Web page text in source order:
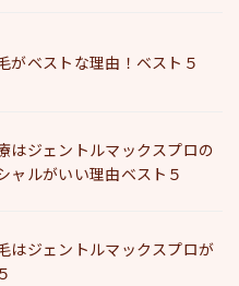
がベストな理由！ベスト５
はジェントルマックスプロの
ャルがいい理由ベスト５
はジェントルマックスプロが